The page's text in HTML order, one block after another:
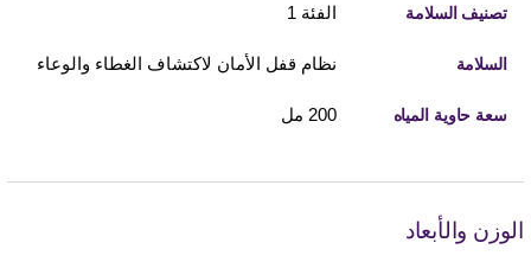
تصنيف السلامة الفئة 1
السلامة نظام قفل الأمان لاكتشاف الغطاء والوعاء
سعة حاوية المياه 200 مل
الوزن والأبعاد